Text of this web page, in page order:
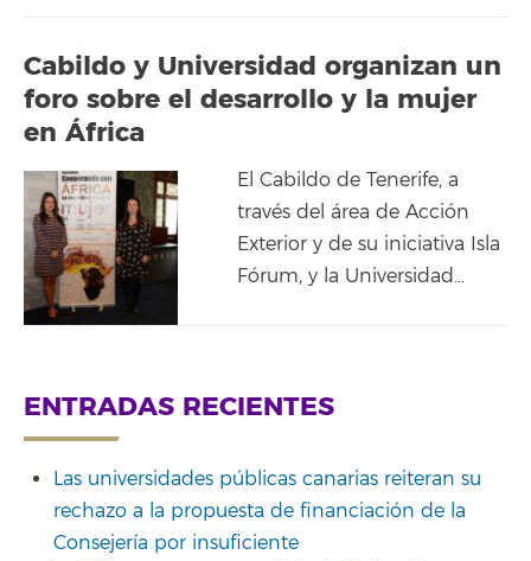
Cabildo y Universidad organizan un
foro sobre el desarrollo y la mujer
en África
El Cabildo de Tenerife, a
través del área de Acción
Exterior y de su iniciativa Isla
Fórum, y la Universidad…
ENTRADAS RECIENTES
Las universidades públicas canarias reiteran su
rechazo a la propuesta de financiación de la
Consejería por insuficiente